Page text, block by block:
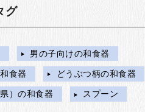
グ
男の子向けの和食器
食器 どうぶつ柄の和食器
）の和食器 スプーン